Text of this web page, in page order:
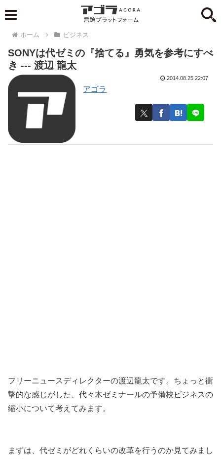
ホーム ビジネス
SONYは代ゼミの『捨てる』勇気を参考にすべ
き --- 渡辺 龍太
アゴラ
2014.08.25 22:07
フリーニュースディレクターの渡辺龍太です。ちょっと衝
撃的な感じがした、代々木ゼミナールの予備校ビジネスの
縮小について考えてみます。
まずは、代ゼミがどれくらいの改革を行うのか見てみまし